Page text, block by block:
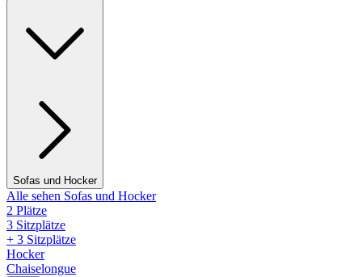
Sofas und Hocker
Alle sehen Sofas und Hocker
2 Plätze
3 Sitzplätze
+ 3 Sitzplätze
Hocker
Chaiselongue